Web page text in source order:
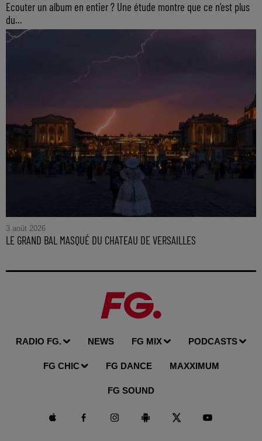
Ecouter un album en entier ? Une étude montre que ce n’est plus
du...
3 août 2026
LE GRAND BAL MASQUÉ DU CHATEAU DE VERSAILLES
RADIO FG. NEWS FG MIX PODCASTS
FG CHIC FG DANCE MAXXIMUM
FG SOUND